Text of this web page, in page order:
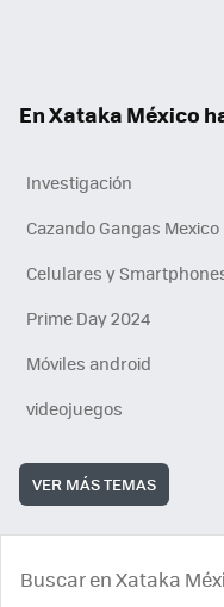
En Xataka México
Investigación
Cazando Gangas Mexico
Celulares y
Prime Day 2024
Móviles android
videojuegos
VER MÁS TEMAS